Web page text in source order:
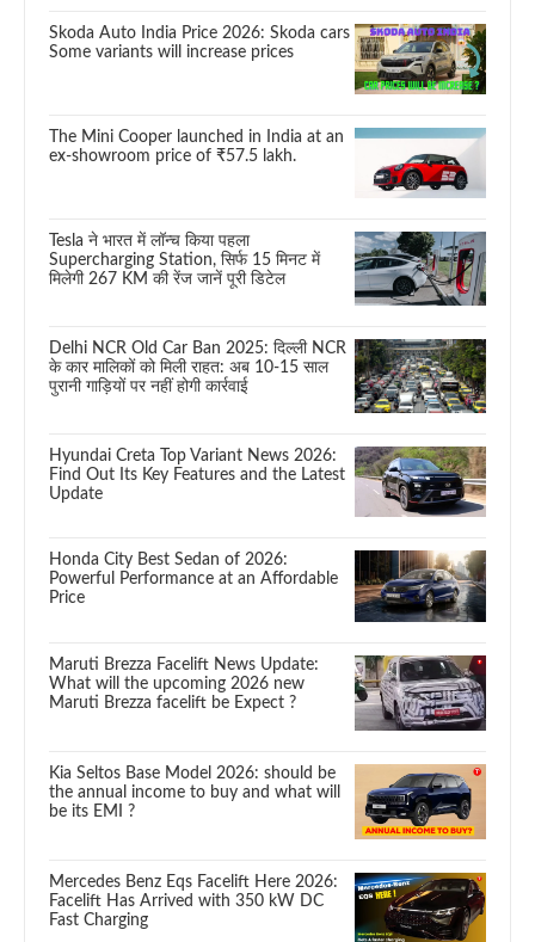
Skoda Auto India Price 2026: Skoda cars
Some variants will increase prices
The Mini Cooper launched in India at an
ex-showroom price of ₹57.5 lakh.
Tesla ने भारत में लॉन्च किया पहला
Supercharging Station, सिर्फ 15 मिनट में
मिलेगी 267 KM की रेंज जानें पूरी डिटेल
Delhi NCR Old Car Ban 2025: दिल्ली NCR
के कार मालिकों को मिली राहत: अब 10-15 साल
पुरानी गाड़ियों पर नहीं होगी कार्रवाई
Hyundai Creta Top Variant News 2026:
Find Out Its Key Features and the Latest
Update
Honda City Best Sedan of 2026:
Powerful Performance at an Affordable
Price
Maruti Brezza Facelift News Update:
What will the upcoming 2026 new
Maruti Brezza facelift be Expect ?
Kia Seltos Base Model 2026: should be
the annual income to buy and what will
be its EMI ?
Mercedes Benz Eqs Facelift Here 2026:
Facelift Has Arrived with 350 kW DC
Fast Charging